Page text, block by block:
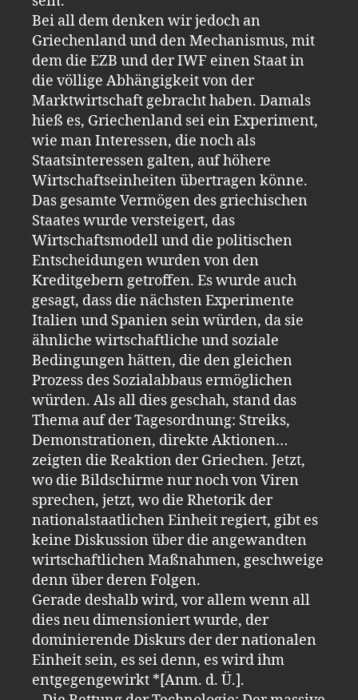
Bei all dem denken wir jedoch an
Griechenland und den Mechanismus, mit
dem die EZB und der IWF einen Staat in
die völlige Abhängigkeit von der
Marktwirtschaft gebracht haben. Damals
hieß es, Griechenland sei ein Experiment,
wie man Interessen, die noch als
Staatsinteressen galten, auf höhere
Wirtschaftseinheiten übertragen könne.
Das gesamte Vermögen des griechischen
Staates wurde versteigert, das
Wirtschaftsmodell und die politischen
Entscheidungen wurden von den
Kreditgebern getroffen. Es wurde auch
gesagt, dass die nächsten Experimente
Italien und Spanien sein würden, da sie
ähnliche wirtschaftliche und soziale
Bedingungen hätten, die den gleichen
Prozess des Sozialabbaus ermöglichen
würden. Als all dies geschah, stand das
Thema auf der Tagesordnung: Streiks,
Demonstrationen, direkte Aktionen…
zeigten die Reaktion der Griechen. Jetzt,
wo die Bildschirme nur noch von Viren
sprechen, jetzt, wo die Rhetorik der
nationalstaatlichen Einheit regiert, gibt es
keine Diskussion über die angewandten
wirtschaftlichen Maßnahmen, geschweige
denn über deren Folgen.
Gerade deshalb wird, vor allem wenn all
dies neu dimensioniert wurde, der
dominierende Diskurs der der nationalen
Einheit sein, es sei denn, es wird ihm
entgegengewirkt *[Anm. d. Ü.].